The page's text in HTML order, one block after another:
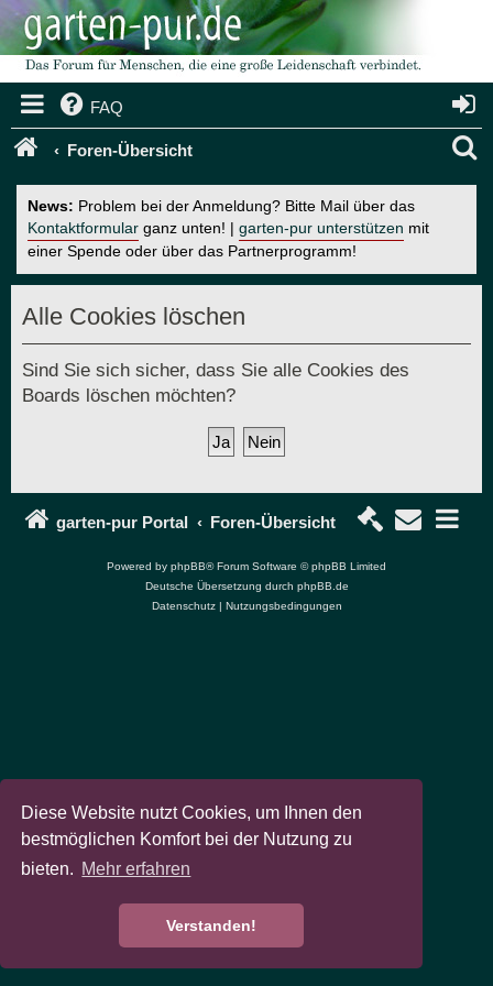
Diese Website nutzt Cookies, um Ihnen den
bestmöglichen Komfort bei der Nutzung zu
bieten. Mehr erfahren
Verstanden!
FAQ
Foren-Übersicht
News: Problem bei der Anmeldung? Bitte Mail über das
Kontaktformular ganz unten! | garten-pur unterstützen mit
einer Spende oder über das Partnerprogramm!
Alle Cookies löschen
Sind Sie sich sicher, dass Sie alle Cookies des
Boards löschen möchten?
garten-pur Portal Foren-Übersicht
Powered by phpBB® Forum Software © phpBB Limited
Deutsche Übersetzung durch phpBB.de
Datenschutz| Nutzungsbedingungen